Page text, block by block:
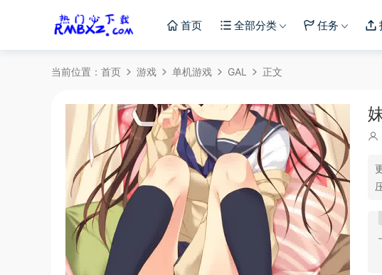
首页 全部分类 任务
当前位置： 首页 游戏 单机游戏 GAL 正文